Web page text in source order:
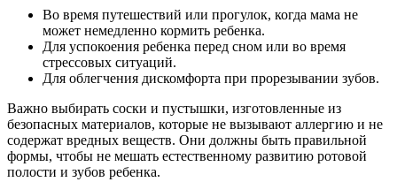
Во время путешествий или прогулок, когда мама не
может немедленно кормить ребенка.
Для успокоения ребенка перед сном или во время
стрессовых ситуаций.
Для облегчения дискомфорта при прорезывании зубов.
Важно выбирать соски и пустышки, изготовленные из
безопасных материалов, которые не вызывают аллергию и не
содержат вредных веществ. Они должны быть правильной
формы, чтобы не мешать естественному развитию ротовой
полости и зубов ребенка.